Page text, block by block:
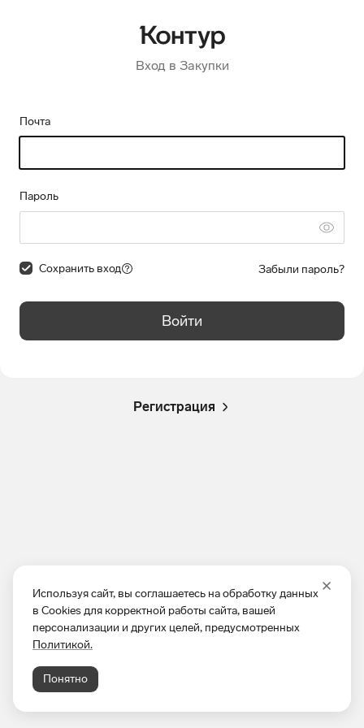
Используя сайт, вы соглашаетесь на обработку данных
в Cookies для корректной работы сайта, вашей
персонализации и других целей, предусмотренных
Политикой.
Понятно
Вход в Закупки
Почта
Пароль
Сохранить вход Забыли пароль?
Войти
Регистрация